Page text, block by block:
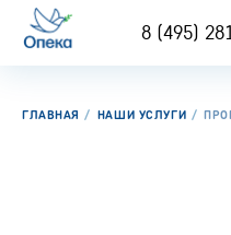
8 (495)
ГЛАВНАЯ НАШИ УСЛУГИ